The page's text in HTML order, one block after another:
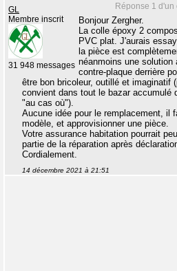
Réponse 1 d'un
GL
Membre inscrit
31 948 messages
Bonjour Zergher.
La colle époxy 2
PVC plat. J'aurais
la pièce est
néanmoins une
contre-plaque derrière
être bon bricoleur, outillé et imaginatif
convient dans tout le bazar accumulé
"au cas où").
Aucune idée pour le remplacement, il
modèle, et approvisionner une pièce.
Votre assurance habitation pourrait
partie de la réparation après
Cordialement.
14 décembre 2021 à 21:51